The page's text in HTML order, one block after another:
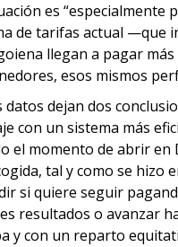
es “especialmente
de tarifas actual —que
llegan a pagar
esos mismos
datos dejan dos
con un sistema más
el momento de abrir en
tal y como se hizo
si quiere seguir
resultados o avanzar
y con un reparto